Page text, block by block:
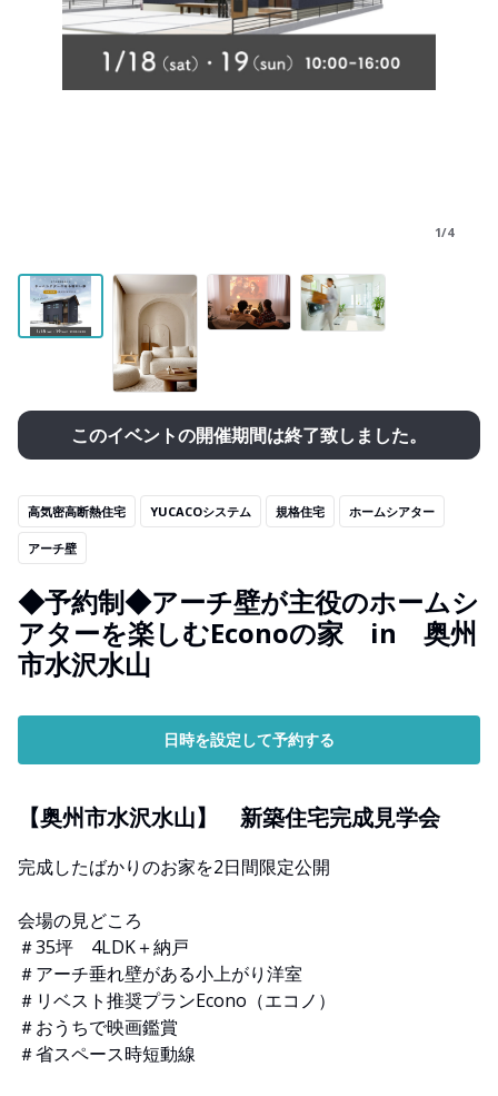
1/4
このイベントの開催期間は終了致しました。
高気密高断熱住宅 YUCACOシステム 規格住宅 ホームシアター
アーチ壁
◆予約制◆アーチ壁が主役のホームシ
アターを楽しむEconoの家 in 奥州
市水沢水山
日時を設定して予約する
【奥州市水沢水山】 新築住宅完成見学会
完成したばかりのお家を2日間限定公開
会場の見どころ
＃35坪 4LDK＋納戸
＃アーチ垂れ壁がある小上がり洋室
＃リベスト推奨プランEcono（エコノ）
＃おうちで映画鑑賞
＃省スペース時短動線